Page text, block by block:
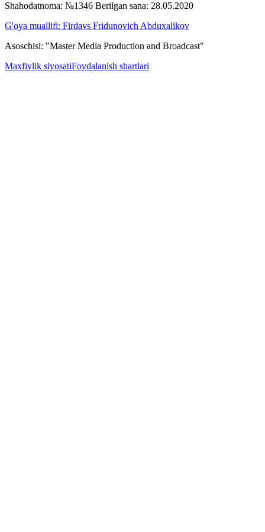
Shahodatnoma: №1346 Berilgan sana: 28.05.2020
G'oya muallifi: Firdavs Fridunovich Abduxalikov
Asoschisi: "Master Media Production and Broadcast"
Maxfiylik siyosatiFoydalanish shartlari